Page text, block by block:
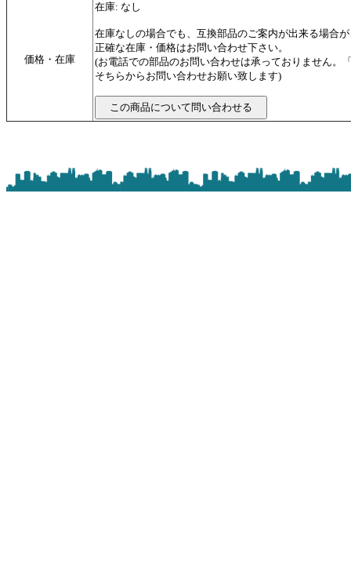
価格・在庫
在庫: なし
在庫なしの場合でも、互換部品のご案内が出来る場合
正確な在庫・価格はお問い合わせ下さい。
(お電話での部品のお問い合わせは承っておりません。
そちらからお問い合わせお願い致します)